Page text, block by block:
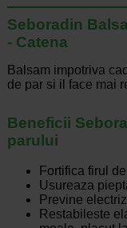
Seboradin
- Catena
Balsam impotriva
de par si il face mai
Beneficii
parului
Fortifica firul
Usureaza
Previne
Restabileste